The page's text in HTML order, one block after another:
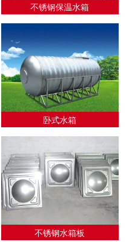
不锈钢保温水箱
卧式水箱
不锈钢水箱板